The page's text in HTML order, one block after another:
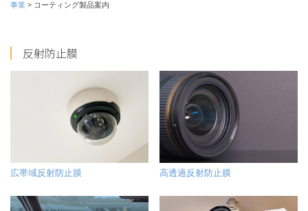
事業 > コーティング製品案内
反射防止膜
広帯域反射防止膜 高透過反射防止膜